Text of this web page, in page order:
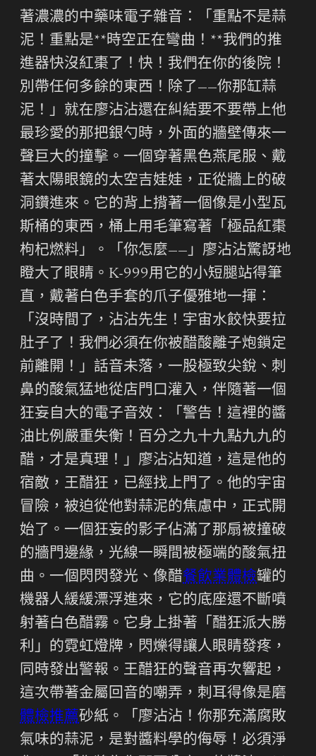
著濃濃的中藥味電子雜音：「重點不是蒜
泥！重點是**時空正在彎曲！**我們的推
進器快沒紅棗了！快！我們在你的後院！
別帶任何多餘的東西！除了——你那缸蒜
泥！」就在廖沾沾還在糾結要不要帶上他
最珍愛的那把銀勺時，外面的牆壁傳來一
聲巨大的撞擊。一個穿著黑色燕尾服、戴
著太陽眼鏡的太空吉娃娃，正從牆上的破
洞鑽進來。它的背上揹著一個像是小型瓦
斯桶的東西，桶上用毛筆寫著「極品紅棗
枸杞燃料」。「你怎麼——」廖沾沾驚訝地
瞪大了眼睛。K-999用它的小短腿站得筆
直，戴著白色手套的爪子優雅地一揮：
「沒時間了，沾沾先生！宇宙水餃快要拉
肚子了！我們必須在你被醋酸離子炮鎖定
前離開！」話音未落，一股極致尖銳、刺
鼻的酸氣猛地從店門口灌入，伴隨著一個
狂妄自大的電子音效：「警告！這裡的醬
油比例嚴重失衡！百分之九十九點九九的
醋，才是真理！」廖沾沾知道，這是他的
宿敵，王醋狂，已經找上門了。他的宇宙
冒險，被迫從他對蒜泥的焦慮中，正式開
始了。一個狂妄的影子佔滿了那扇被撞破
的牆門邊緣，光線一瞬間被極端的酸氣扭
曲。一個閃閃發光、像醋餐飲業體檢罐的
機器人緩緩漂浮進來，它的底座還不斷噴
射著白色醋霧。它身上掛著「醋狂派大勝
利」的霓虹燈牌，閃爍得讓人眼睛發疼，
同時發出警報。王醋狂的聲音再次響起，
這次帶著金屬回音的嘲弄，刺耳得像是磨
體檢推薦砂紙。「廖沾沾！你那充滿腐敗
氣味的蒜泥，是對醬料學的侮辱！必須淨